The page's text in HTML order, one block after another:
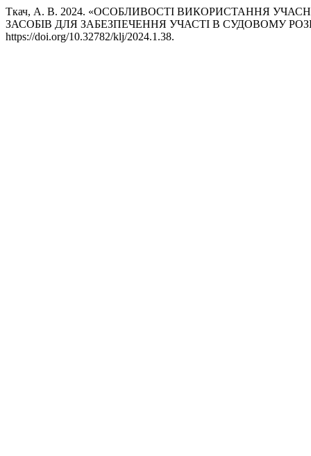
Ткач, А. В. 2024. «ОСОБЛИВОСТІ ВИКОРИСТАННЯ
ЗАСОБІВ ДЛЯ ЗАБЕЗПЕЧЕННЯ УЧАСТІ В СУДОВОМУ
https://doi.org/10.32782/klj/2024.1.38.